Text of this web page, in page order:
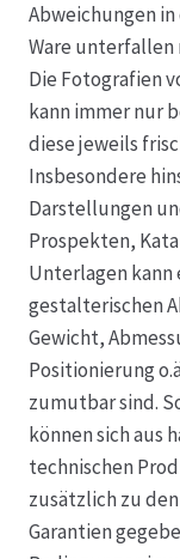
Abweichungen
Ware unterfallen
Die Fotografien
kann immer nur
diese jeweils
Insbesondere
Darstellungen
Prospekten,
Unterlagen kann
gestalterischen
Gewicht,
Positionierung
zumutbar sind.
können sich aus
technischen
zusätzlich zu
Garantien